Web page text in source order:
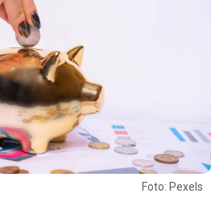
Foto: Pexels